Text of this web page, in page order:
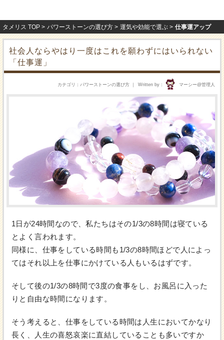
タメリス TOP パワーストーンの選び方 運気や効能で選ぶ 仕事運アップ
社会人ならやはり一度はこれを願わずにはいられない
「仕事運」
Written by マーシー@管理人
カテゴリ パワーストーンの選び方
1日が24時間なので、私たちはその1/3の8時間は寝ている
とよく言われます。
同様に、仕事をしている時間も1/3の8時間ほどで人によっ
てはそれ以上を仕事にかけている人もいるはずです。
そして後の1/3の8時間で3度の食事をし、お風呂に入った
りと自由な時間になります。
そう考えると、仕事をしている時間は人生においてかなり
長く、人生の喜怒哀楽に直結していることも多いですか